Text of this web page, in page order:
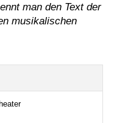
man den Text der
musikalischen